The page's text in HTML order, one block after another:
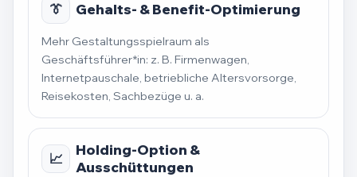
👔 Gehalts- & Benefit-Optimierung
Mehr Gestaltungsspielraum als
Geschäftsführer*in: z. B. Firmenwagen,
Internetpauschale, betriebliche Altersvorsorge,
Reisekosten, Sachbezüge u. a.
📈
Holding-Option &
Ausschüttungen